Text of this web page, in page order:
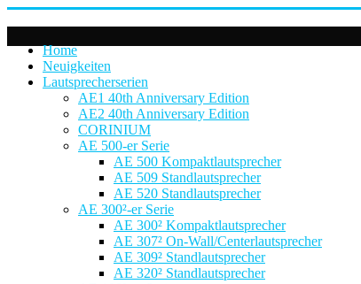
Home
Neuigkeiten
Lautsprecherserien
AE1 40th Anniversary Edition
AE2 40th Anniversary Edition
CORINIUM
AE 500-er Serie
AE 500 Kompaktlautsprecher
AE 509 Standlautsprecher
AE 520 Standlautsprecher
AE 300²-er Serie
AE 300² Kompaktlautsprecher
AE 307² On-Wall/Centerlautsprecher
AE 309² Standlautsprecher
AE 320² Standlautsprecher